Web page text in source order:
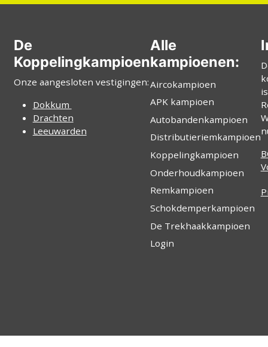
De
Koppelingkampioen
Onze aangesloten vestigingen:
Dokkum
Drachten
Leeuwarden
Alle
kampioenen:
Aircokampioen
APK kampioen
Autobandenkampioen
Distributieriemkampioen
Koppelingkampioen
Onderhoudkampioen
Remkampioen
Schokdemperkampioen
De Trekhaakkampioen
Login